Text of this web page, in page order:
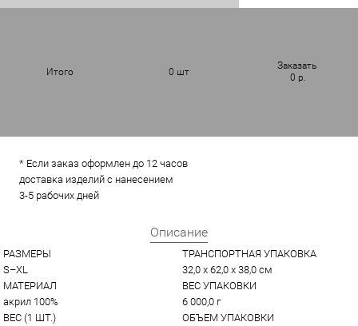
Итого 0 шт
Заказать
0 р.
* Если заказ оформлен до 12 часов
доставка изделий с нанесением
3-5 рабочих дней
Описание
РАЗМЕРЫ
S–XL
МАТЕРИАЛ
акрил 100%
ВЕС (1 ШТ.)
ТРАНСПОРТНАЯ УПАКОВКА
32,0 x 62,0 x 38,0 см
ВЕС УПАКОВКИ
6 000,0 г
ОБЪЕМ УПАКОВКИ